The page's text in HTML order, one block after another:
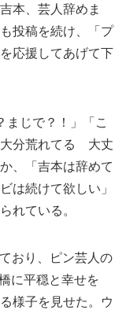
本、芸人辞めま
投稿を続け、「プ
応援してあげて下
じで？！」「こ
大分荒れてる 大丈
、「吉本は辞めて
は続けて欲しい」
れている。
おり、ピン芸人の
に平穏と幸せを
様子を見せた。ウ